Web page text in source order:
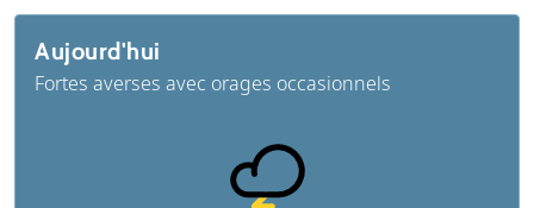
Aujourd'hui
Fortes averses avec orages occasionnels